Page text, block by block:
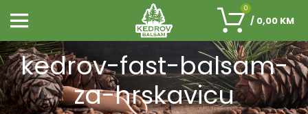
0
/ 0,00 KM
kedrov-fast-balsam-
za-hrskavicu